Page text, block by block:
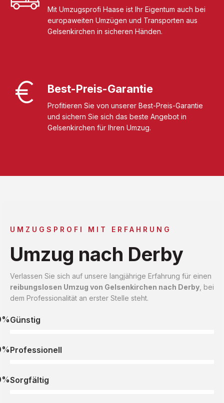
Mit Umzugsprofi Haase ist Ihr Eigentum auch bei
europaweiten Umzügen und Transporten aus
Gelsenkirchen in sicheren Händen.
Best-Preis-Garantie
Profitieren Sie von unserer Best-Preis-Garantie
und sichern Sie sich das beste Angebot in
Gelsenkirchen für Ihren Umzug.
UMZUGSPROFI MIT ERFAHRUNG
Umzug nach Derby
Verlassen Sie sich auf unsere langjährige Erfahrung für einen
reibungslosen Umzug von Gelsenkirchen nach Derby , bei
dem Professionalität an erster Stelle steht.
Günstig
Professionell
Sorgfältig